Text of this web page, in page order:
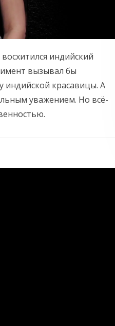
индийский
вызывал бы
индийской красавицы. А
уважением. Но всё-